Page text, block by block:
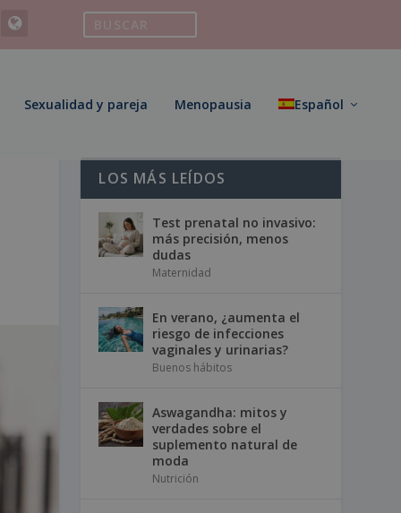
Sexualidad y pareja Menopausia Español
LOS MÁS LEÍDOS
Test prenatal no invasivo:
más precisión, menos
dudas
Maternidad
En verano, ¿aumenta el
riesgo de infecciones
vaginales y urinarias?
Buenos hábitos
Aswagandha: mitos y
verdades sobre el
suplemento natural de
moda
Nutrición